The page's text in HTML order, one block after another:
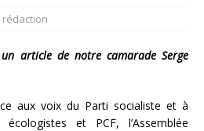
rédaction
article de notre camarade Serge
aux voix du Parti socialiste et à
et PCF, l’Assemblée